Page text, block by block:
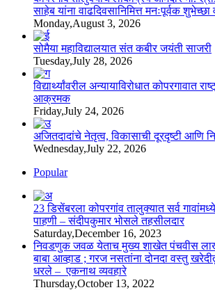
साहेब यांना वाढदिवसानिमित्त मनःपूर्वक
Monday,August 3, 2026
सोमैया महाविद्यालयात संत कबीर जयंती साजरी
Tuesday,July 28, 2026
विद्यार्थ्यांवरील अन्यायाविरोधात कोपरगावात
आक्रमक
Friday,July 24, 2026
अजितदादांचे नेतृत्व, विकासाची दूरदृष्टी आणि
Wednesday,July 22, 2026
Popular
23 डिसेंबरला कोपरगांव तालुक्‍यात सर्व
पाहणी – संदीपकुमार भोसले तहसीलदार
Saturday,December 16, 2023
निवडणुक जवळ येताच मुख्य शाखेत पंचवीस
बाबा आव्हाड ; गरज नसतांना दोनदा वस्तु
धरले – एकनाथ व्यवहारे
Thursday,October 13, 2022